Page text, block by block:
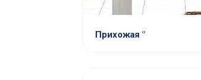
Прихожая "